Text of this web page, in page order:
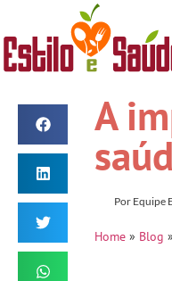
A
Por Equipe
Home » Blog